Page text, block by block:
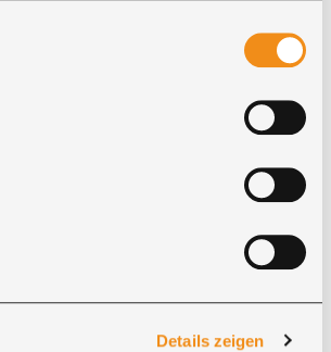
unsere Webseite weiterhin nutzen.
Details zeigen